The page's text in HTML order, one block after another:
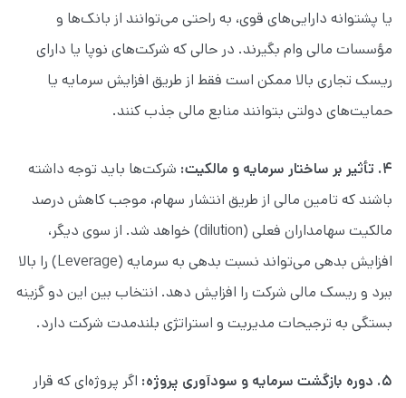
یا پشتوانه دارایی‌های قوی، به راحتی می‌توانند از بانک‌ها و
مؤسسات مالی وام بگیرند. در حالی که شرکت‌های نوپا یا دارای
ریسک تجاری بالا ممکن است فقط از طریق افزایش سرمایه یا
حمایت‌های دولتی بتوانند منابع مالی جذب کنند.
۴. تأثیر بر ساختار سرمایه و مالکیت:
شرکت‌ها باید توجه داشته
باشند که تامین مالی از طریق انتشار سهام، موجب کاهش درصد
مالکیت سهامداران فعلی (dilution) خواهد شد. از سوی دیگر،
افزایش بدهی می‌تواند نسبت بدهی به سرمایه (Leverage) را بالا
ببرد و ریسک مالی شرکت را افزایش دهد. انتخاب بین این دو گزینه
بستگی به ترجیحات مدیریت و استراتژی بلندمدت شرکت دارد.
۵. دوره بازگشت سرمایه و سودآوری پروژه: اگر پروژه‌ای که قرار